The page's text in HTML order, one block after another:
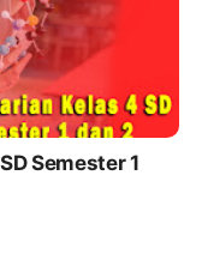
Semester 1